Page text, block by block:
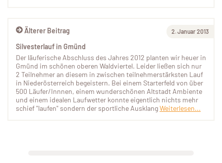
Älterer Beitrag 2. Januar 2013
Silvesterlauf in Gmünd
Der läuferische Abschluss des Jahres 2012 planten wir heuer in
Gmünd im schönen oberen Waldviertel. Leider ließen sich nur
2 Teilnehmer an diesem in zwischen teilnehmerstärksten Lauf
in Niederösterreich begeistern. Bei einem Starterfeld von über
500 Läufer/Innnen, einem wunderschönen Altstadt Ambiente
und einem idealen Laufwetter konnte eigentlich nichts mehr
schief "laufen" sondern der sportliche AusklangWeiterlesen...